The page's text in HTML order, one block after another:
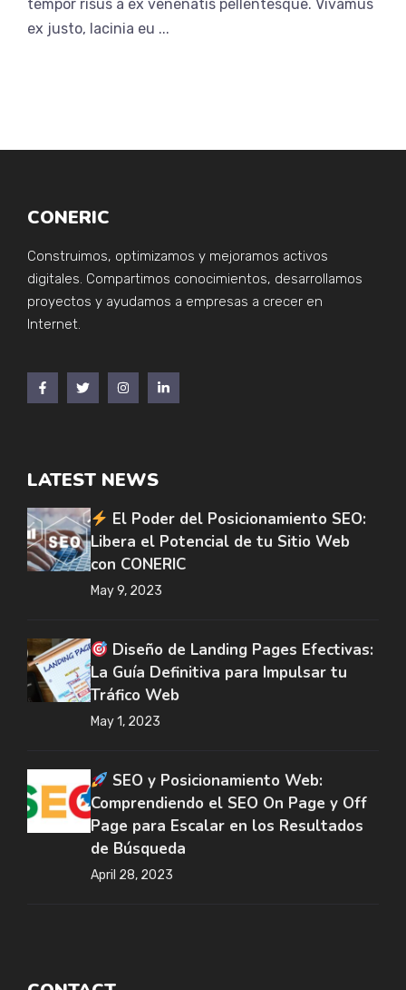
tempor risus a ex venenatis pellentesque. Vivamus
ex justo, lacinia eu ...
CONERIC
Construimos, optimizamos y mejoramos activos
digitales. Compartimos conocimientos, desarrollamos
proyectos y ayudamos a empresas a crecer en
Internet.
LATEST NEWS
El Poder del Posicionamiento SEO:
Libera el Potencial de tu Sitio Web
con CONERIC
May 9, 2023
Diseño de Landing Pages Efectivas:
La Guía Definitiva para Impulsar tu
Tráfico Web
May 1, 2023
SEO y Posicionamiento Web:
Comprendiendo el SEO On Page y Off
Page para Escalar en los Resultados
de Búsqueda
April 28, 2023